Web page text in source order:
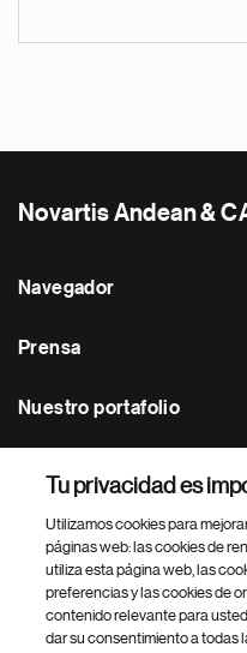
Novartis Andean &
Navegador
Prensa
Nuestro portafolio
Footer Site Search
Tu privacidad es
Utilizamos cookies para
páginas web: las cookies de
utiliza esta página web, las
preferencias y las cookies de
contenido relevante para
dar su consentimiento a todas